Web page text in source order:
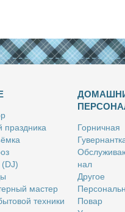
празд­ни­ка
ма­стер
тех­ни­ки
Гор­нич­ная
нал
Дру­гое
По­вар